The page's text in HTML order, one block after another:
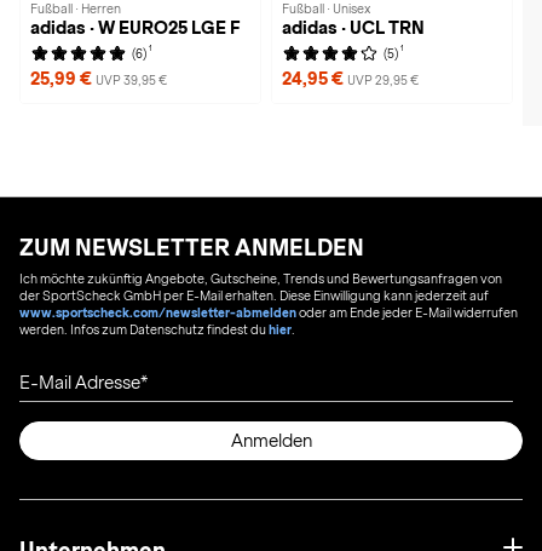
Fußball · Herren
adidas · W EURO25 LGE F
(6) 1
25,99 € UVP 39,95 €
Fußball · Unisex
adidas · UCL TRN
(5) 1
24,95 € UVP 29,95 €
ZUM NEWSLETTER ANMELDEN
Ich möchte zukünftig Angebote, Gutscheine, Trends und Bewertungsanfragen von
der SportScheck GmbH per E-Mail erhalten. Diese Einwilligung kann jederzeit auf
www.sportscheck.com/newsletter-abmeldenoder am Ende jeder E-Mail widerrufen
werden. Infos zum Datenschutz findest duhier
E-Mail Adresse
Anmelden